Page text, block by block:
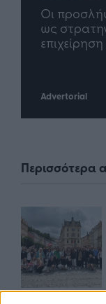
Jobfind.gr
κάθε
TP
Advertorial
Περισσότερα